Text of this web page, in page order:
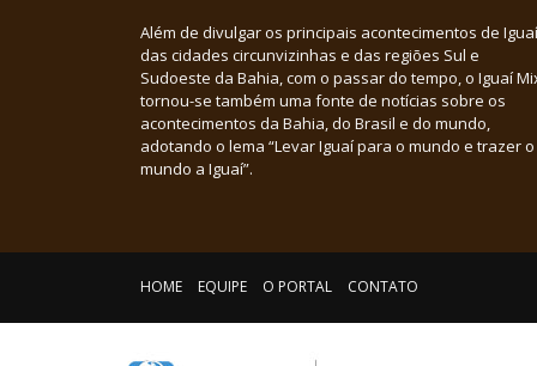
Além de divulgar os principais acontecimentos de
das cidades circunvizinhas e das regiões Sul e
Sudoeste da Bahia, com o passar do tempo, o Iguaí
tornou-se também uma fonte de notícias sobre os
acontecimentos da Bahia, do Brasil e do mundo,
adotando o lema “Levar Iguaí para o mundo e trazer o
mundo a Iguaí”.
HOME EQUIPE O PORTAL CONTATO